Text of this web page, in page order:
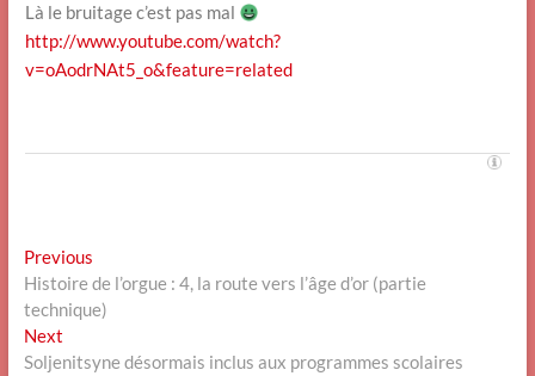
Là le bruitage c’est pas mal
http://www.youtube.com/watch?
v=oAodrNAt5_o&feature=related
Navigation
de
l’article
PreviousPrevious
post:
Histoire de l’orgue : 4, la route vers l’âge d’or (partie
technique)
NextNext
post:
Soljenitsyne désormais inclus aux programmes scolaires